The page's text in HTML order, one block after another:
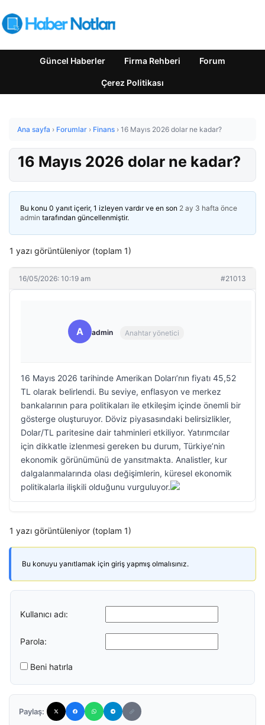
Güncel Haberler Firma Rehberi Forum
Çerez Politikası
Ana sayfa › Forumlar › Finans › 16 Mayıs 2026 dolar ne kadar?
16 Mayıs 2026 dolar ne kadar?
Bu konu 0 yanıt içerir, 1 izleyen vardır ve en son 2 ay 3 hafta önce
admin tarafından güncellenmiştir.
1 yazı görüntüleniyor (toplam 1)
16/05/2026: 10:19 am #21013
A admin Anahtar yönetici
16 Mayıs 2026 tarihinde Amerikan Doları’nın fiyatı 45,52
TL olarak belirlendi. Bu seviye, enflasyon ve merkez
bankalarının para politikaları ile etkileşim içinde önemli bir
gösterge oluşturuyor. Döviz piyasasındaki belirsizlikler,
Dolar/TL paritesine dair tahminleri etkiliyor. Yatırımcılar
için dikkatle izlenmesi gereken bu durum, Türkiye’nin
ekonomik görünümünü de yansıtmakta. Analistler, kur
dalgalanmalarında olası değişimlerin, küresel ekonomik
politikalarla ilişkili olduğunu vurguluyor.
1 yazı görüntüleniyor (toplam 1)
Bu konuyu yanıtlamak için giriş yapmış olmalısınız.
Kullanıcı adı:
Parola:
Beni hatırla
Paylaş: